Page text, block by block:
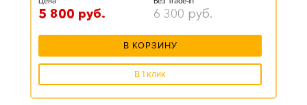
5 800 руб. 6 300 руб.
В КОРЗИНУ
В 1 клик